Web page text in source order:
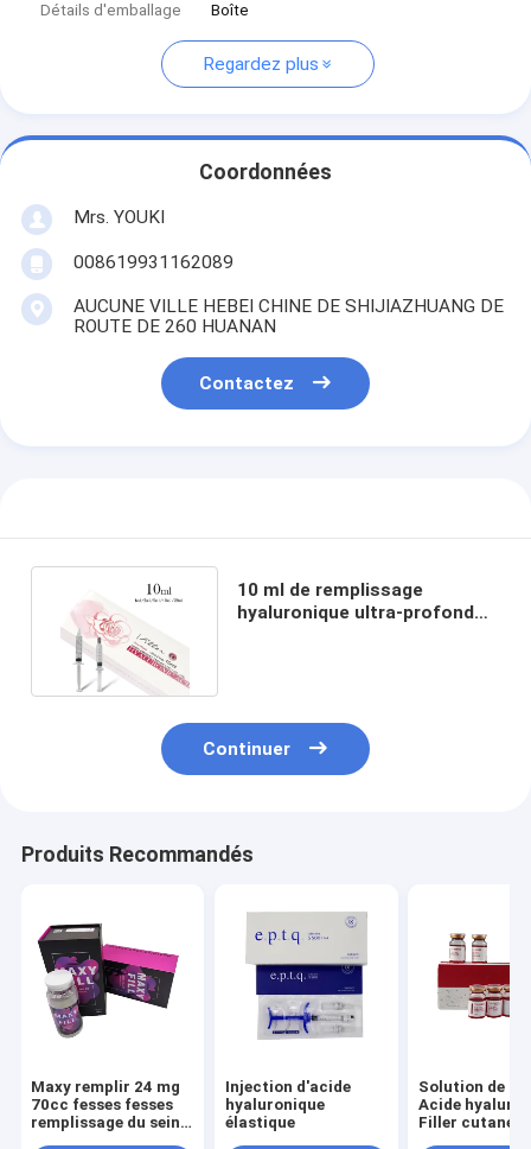
Détails d'emballage
Boîte
Regardez plus
Coordonnées
Mrs. YOUKI
008619931162089
AUCUNE VILLE HEBEI CHINE DE SHIJIAZHUANG DE
ROUTE DE 260 HUANAN
Contactez
10 ml de remplissage
hyaluronique ultra-profond
Continuer
Produits Recommandés
Maxy remplir 24 mg
70cc fesses fesses
remplissage du sein
Injection d'acide
hyaluronique
élastique
Solution de
Acide
Filler cutané